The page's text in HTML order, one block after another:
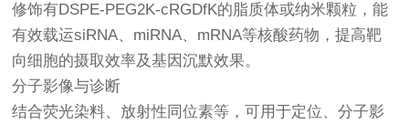
修饰有DSPE-PEG2K-cRGDfK的脂质体或纳米颗粒，能
有效载运siRNA、miRNA、mRNA等核酸药物，提高靶
向细胞的摄取效率及基因沉默效果。
分子影像与诊断
结合荧光染料、放射性同位素等，可用于定位、分子影